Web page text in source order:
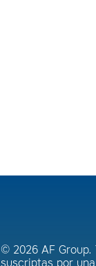
© 2026 AF Group.